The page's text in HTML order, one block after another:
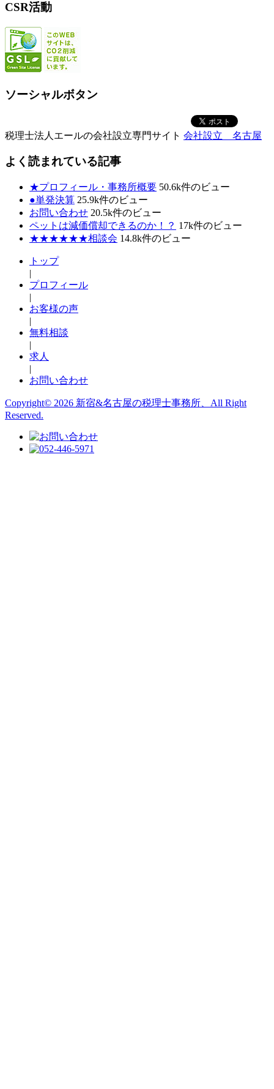
CSR活動
ソーシャルボタン
税理士法人エールの会社設立専門サイト 会社設立 名古屋
よく読まれている記事
★プロフィール・事務所概要 50.6k件のビュー
●単発決算 25.9k件のビュー
お問い合わせ 20.5k件のビュー
ペットは減価償却できるのか！？ 17k件のビュー
★★★★★★相談会 14.8k件のビュー
トップ
|
プロフィール
|
お客様の声
|
無料相談
|
求人
|
お問い合わせ
Copyright© 2026 新宿&名古屋の税理士事務所、All Right
Reserved.